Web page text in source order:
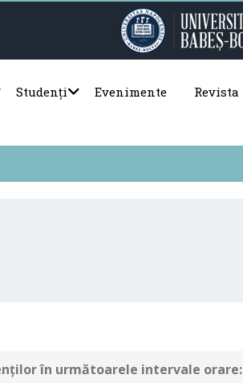
Studenți Evenimente
Revista
în următoarele intervale orare: